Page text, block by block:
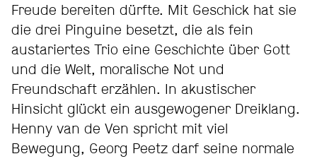
Freude bereiten dürfte. Mit Geschick hat sie
die drei Pinguine besetzt, die als fein
austariertes Trio eine Geschichte über Gott
und die Welt, moralische Not und
Freundschaft erzählen. In akustischer
Hinsicht glückt ein ausgewogener Dreiklang.
Henny van de Ven spricht mit viel
Bewegung, Georg Peetz darf seine normale